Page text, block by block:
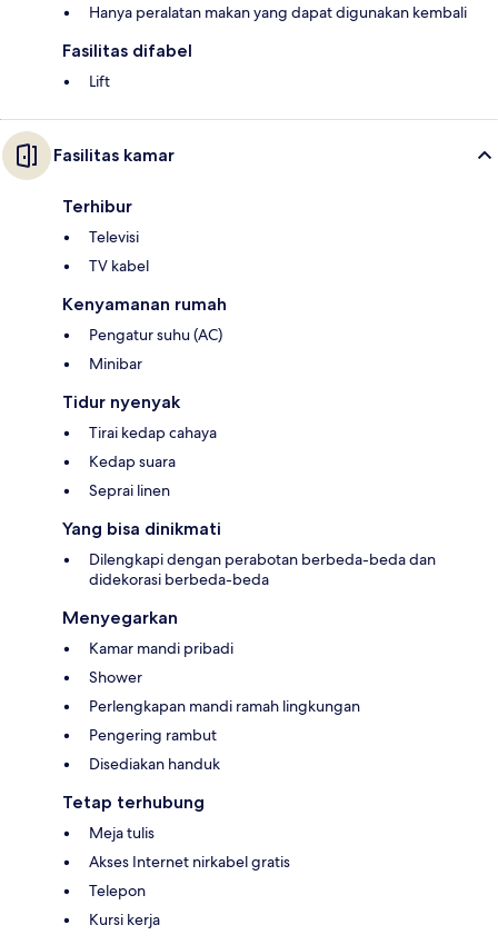
Hanya peralatan makan yang dapat digunakan kembali
Fasilitas difabel
Lift
Fasilitas kamar
Terhibur
Televisi
TV kabel
Kenyamanan rumah
Pengatur suhu (AC)
Minibar
Tidur nyenyak
Tirai kedap cahaya
Kedap suara
Seprai linen
Yang bisa dinikmati
Dilengkapi dengan perabotan berbeda-beda dan
didekorasi berbeda-beda
Menyegarkan
Kamar mandi pribadi
Shower
Perlengkapan mandi ramah lingkungan
Pengering rambut
Disediakan handuk
Tetap terhubung
Meja tulis
Akses Internet nirkabel gratis
Telepon
Kursi kerja